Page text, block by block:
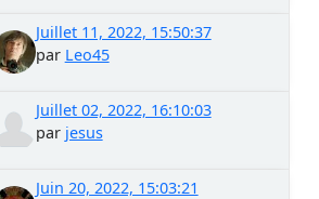
Juillet 11, 2022, 15:50:37
par Leo45
Juillet 02, 2022, 16:10:03
par jesus
Juin 20, 2022, 15:03:21